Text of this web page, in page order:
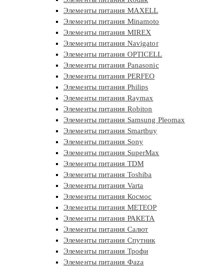
Элементы питания MAXELL
Элементы питания Minamoto
Элементы питания MIREX
Элементы питания Navigator
Элементы питания OPTICELL
Элементы питания Panasonic
Элементы питания PERFEO
Элементы питания Philips
Элементы питания Raymax
Элементы питания Robiton
Элементы питания Samsung Pleomax
Элементы питания Smartbuy
Элементы питания Sony
Элементы питания SuperMax
Элементы питания TDM
Элементы питания Toshiba
Элементы питания Varta
Элементы питания Космос
Элементы питания МЕТЕОР
Элементы питания РАКЕТА
Элементы питания Салют
Элементы питания Спутник
Элементы питания Трофи
Элементы питания Фaza